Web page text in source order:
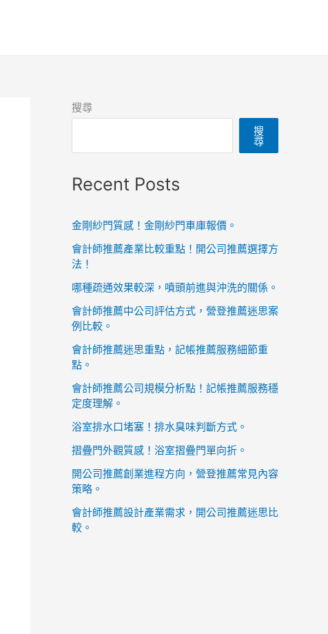
搜尋
搜
尋
Recent Posts
金剛紗門質感！金剛紗門車庫報價。
會計師推薦產業比較重點！開公司推薦選擇方
法！
哪種疏通效果較深，噴頭前進與沖洗的關係。
會計師推薦中公司評估方式，營登推薦迷思案
例比較。
會計師推薦迷思重點，記帳推薦服務細節重
點。
會計師推薦公司規模分析點！記帳推薦服務穩
定度理解。
浴室排水口堵塞！排水臭味判斷方式。
摺疊門外觀質感！浴室摺疊門單向折。
開公司推薦創業進程方向，營登推薦常見內容
策略。
會計師推薦設計產業需求，開公司推薦迷思比
較。